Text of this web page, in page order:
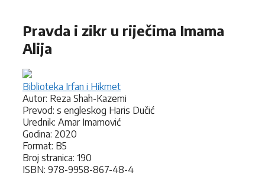
Pravda i zikr u riječima Imama
Alija
Biblioteka Irfan i Hikmet
Autor: Reza Shah-Kazemi
Prevod: s engleskog Haris Dučić
Urednik: Amar Imamović
Godina: 2020
Format: B5
Broj stranica: 190
ISBN: 978-9958-867-48-4